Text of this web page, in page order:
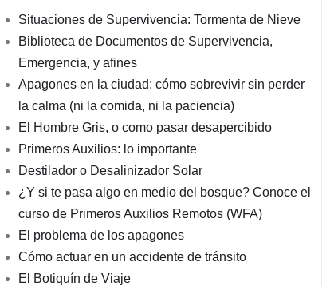
Situaciones de Supervivencia: Tormenta de Nieve
Biblioteca de Documentos de Supervivencia,
Emergencia, y afines
Apagones en la ciudad: cómo sobrevivir sin perder
la calma (ni la comida, ni la paciencia)
El Hombre Gris, o como pasar desapercibido
Primeros Auxilios: lo importante
Destilador o Desalinizador Solar
¿Y si te pasa algo en medio del bosque? Conoce el
curso de Primeros Auxilios Remotos (WFA)
El problema de los apagones
Cómo actuar en un accidente de tránsito
El Botiquín de Viaje